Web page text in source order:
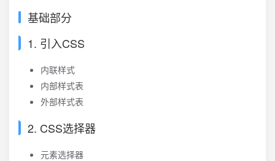
基础部分
1. 引入CSS
内联样式
内部样式表
外部样式表
2. CSS选择器
元素选择器